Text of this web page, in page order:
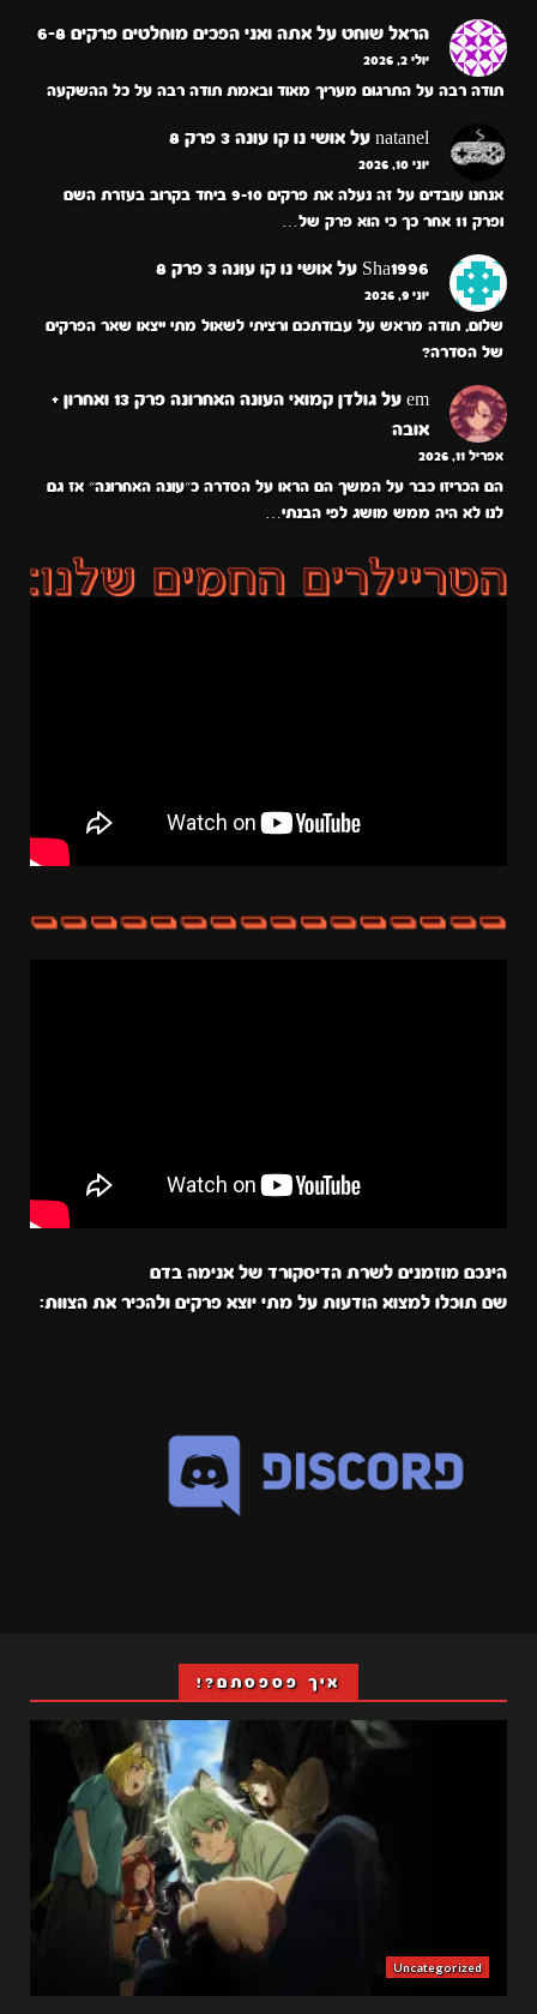
הראל שוחט על אתה ואני הפכים מוחלטים פרקים 6-8
יולי 2, 2026
תודה רבה על התרגום מעריך מאוד ובאמת תודה רבה על כל ההשקעה
natanel על אושי נו קו עונה 3 פרק 8
יוני 10, 2026
אנחנו עובדים על זה נעלה את פרקים 9-10 ביחד בקרוב בעזרת השם
ופרק 11 אחר כך כי הוא פרק של…
Sha1996 על אושי נו קו עונה 3 פרק 8
יוני 9, 2026
שלום, תודה מראש על עבודתכם ורציתי לשאול מתי ייצאו שאר הפרקים
של הסדרה?
em על
גולדן קמואי העונה האחרונה פרק 13 ואחרון +
אובה
אפריל 11, 2026
הם הכריזו כבר על המשך הם הראו על הסדרה כ״עונה האחרונה״ אז גם
לנו לא היה ממש מושג לפי הבנתי…
הינכם מוזמנים לשרת הדיסקורד של אנימה בדם
שם תוכלו למצוא הודעות על מתי יוצא פרקים ולהכיר את הצוות:
איך פספסתם?!
Uncategorized